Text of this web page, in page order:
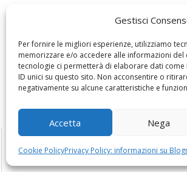
Gestisci
Per fornire le migliori esperienze, utilizziamo
memorizzare e/o accedere alle informazioni
tecnologie ci permetterà di elaborare dati
ID unici su questo sito. Non acconsentire o
negativamente su alcune caratteristiche e
Accetta Nega
Cookie PolicyPrivacy Policy: informazioni su